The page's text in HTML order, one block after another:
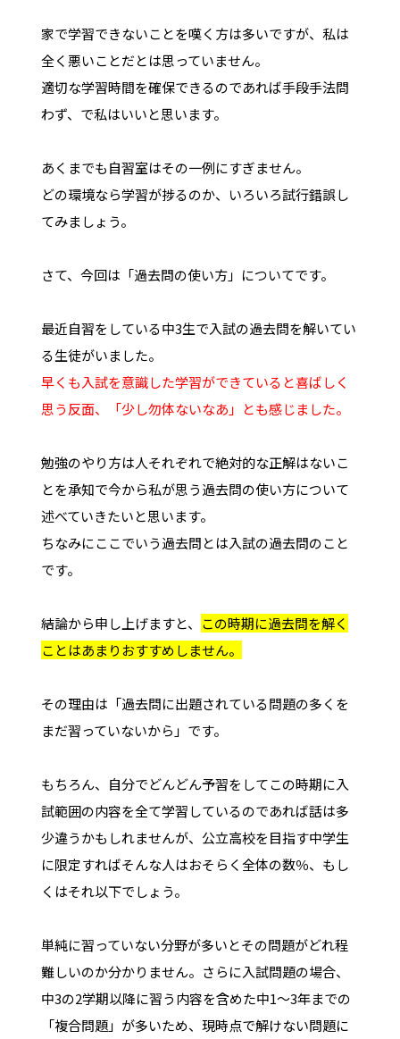
家で学習できないことを嘆く方は多いですが、私は
全く悪いことだとは思っていません。
適切な学習時間を確保できるのであれば手段手法問
わず、で私はいいと思います。
あくまでも自習室はその一例にすぎません。
どの環境なら学習が捗るのか、いろいろ試行錯誤し
てみましょう。
さて、今回は「過去問の使い方」についてです。
最近自習をしている中3生で入試の過去問を解いてい
る生徒がいました。
早くも入試を意識した学習ができていると喜ばしく
思う反面、「少し勿体ないなあ」とも感じました。
勉強のやり方は人それぞれで絶対的な正解はないこ
とを承知で今から私が思う過去問の使い方について
述べていきたいと思います。
ちなみにここでいう過去問とは入試の過去問のこと
です。
結論から申し上げますと、 この時期に過去問を解く
ことはあまりおすすめしません。
その理由は「過去問に出題されている問題の多くを
まだ習っていないから」です。
もちろん、自分でどんどん予習をしてこの時期に入
試範囲の内容を全て学習しているのであれば話は多
少違うかもしれませんが、公立高校を目指す中学生
に限定すればそんな人はおそらく全体の数％、もし
くはそれ以下でしょう。
単純に習っていない分野が多いとその問題がどれ程
難しいのか分かりません。さらに入試問題の場合、
中3の2学期以降に習う内容を含めた中1～3年までの
「複合問題」が多いため、現時点で解けない問題に